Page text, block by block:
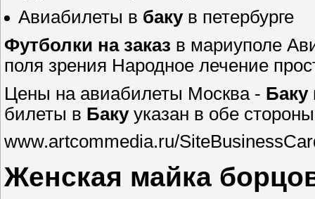
Авиабилеты в бакув петербурге
Футболки на заказ в мариуполе
поля зрения Народное лечение
Цены на авиабилеты Москва - Баку
билеты в Бакууказан в обе
www.artcommedia.ru/
Женская майка